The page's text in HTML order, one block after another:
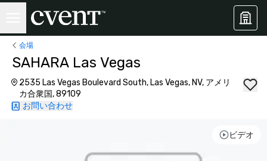
会場
SAHARA Las Vegas
2535 Las Vegas Boulevard South, Las Vegas, NV, アメリ
カ合衆国, 89109
お問い合わせ
ビデオ